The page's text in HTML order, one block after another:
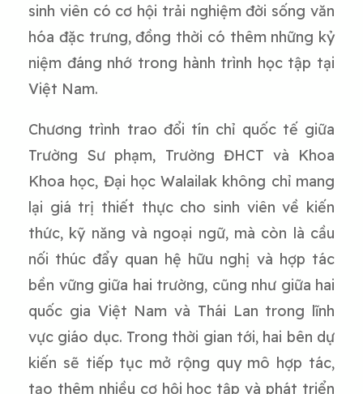
sinh viên có cơ hội trải nghiệm đời sống văn
hóa đặc trưng, đồng thời có thêm những kỷ
niệm đáng nhớ trong hành trình học tập tại
Việt Nam.
Chương trình trao đổi tín chỉ quốc tế giữa
Trường Sư phạm, Trường ĐHCT và Khoa
Khoa học, Đại học Walailak không chỉ mang
lại giá trị thiết thực cho sinh viên về kiến
thức, kỹ năng và ngoại ngữ, mà còn là cầu
nối thúc đẩy quan hệ hữu nghị và hợp tác
bền vững giữa hai trường, cũng như giữa hai
quốc gia Việt Nam và Thái Lan trong lĩnh
vực giáo dục. Trong thời gian tới, hai bên dự
kiến sẽ tiếp tục mở rộng quy mô hợp tác,
tạo thêm nhiều cơ hội học tập và phát triển